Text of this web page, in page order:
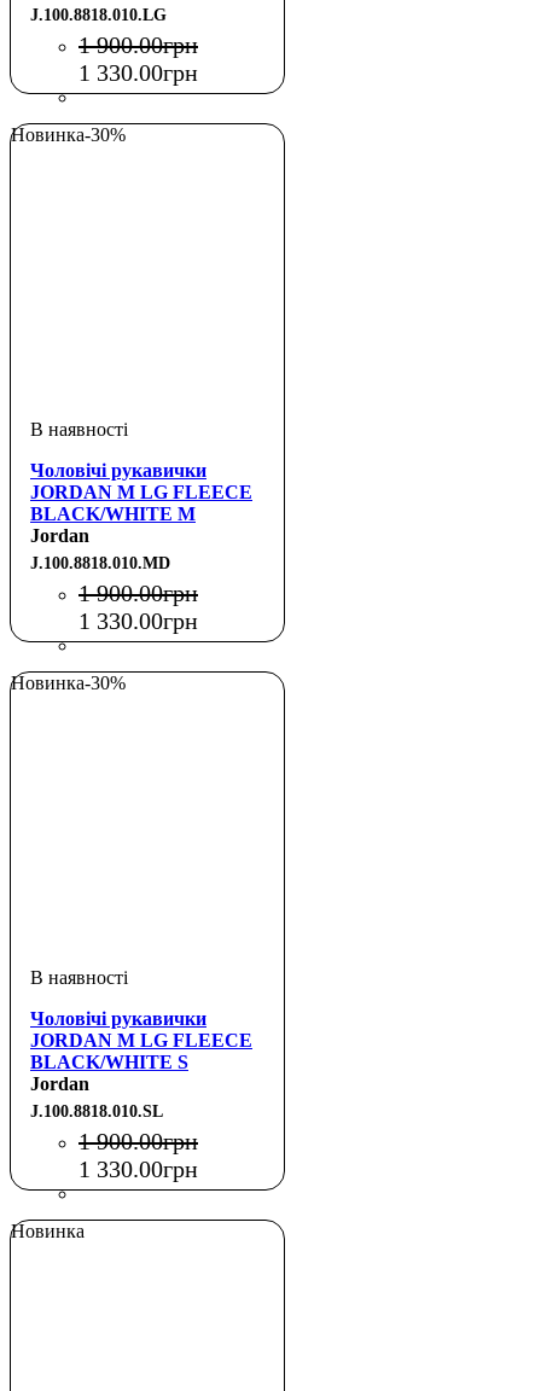
J.100.8818.010.LG
1 900.00грн
1 330.00грн
Новинка-30%
Чоловічі рукавички
JORDAN M LG FLEECE
BLACK/WHITE M
Jordan
J.100.8818.010.MD
1 900.00грн
1 330.00грн
Новинка-30%
Чоловічі рукавички
JORDAN M LG FLEECE
BLACK/WHITE S
Jordan
J.100.8818.010.SL
1 900.00грн
1 330.00грн
Новинка